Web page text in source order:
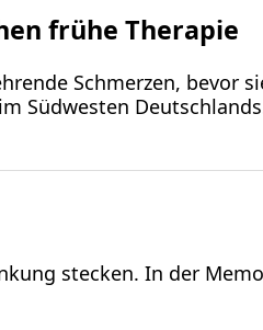
frühe Therapie
Schmerzen, bevor
Südwesten
stecken. In der